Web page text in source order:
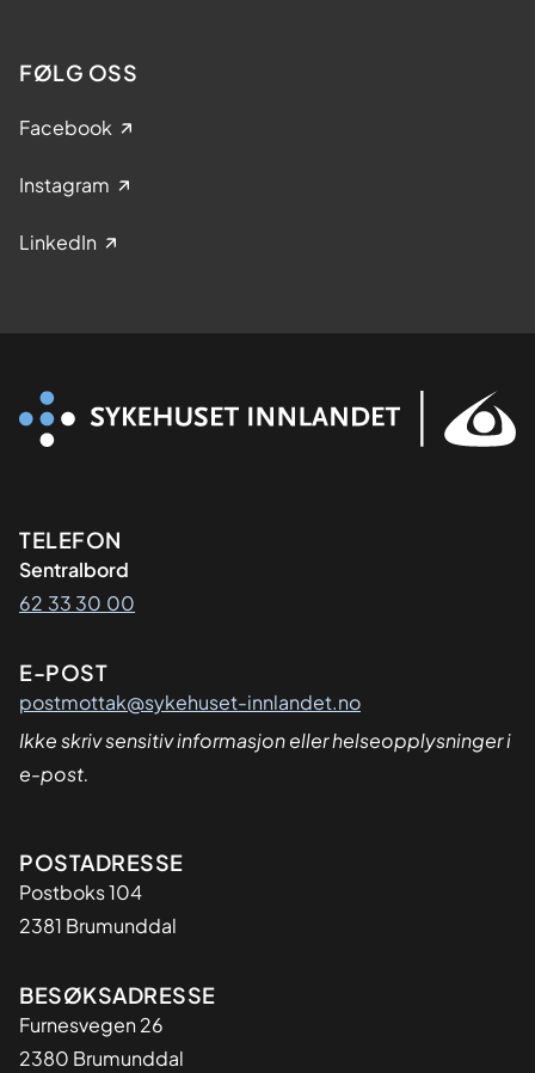
FØLG OSS
Facebook
Instagram
LinkedIn
Kontaktinformasjon
TELEFON
Sentralbord
62 33 30 00
E-POST
postmottak@sykehuset-innlandet.no
Ikke skriv sensitiv informasjon eller helseopplysninger i
e-post.
Adresse
POSTADRESSE
Postboks 104
2381 Brumunddal
BESØKSADRESSE
Furnesvegen 26
2380 Brumunddal